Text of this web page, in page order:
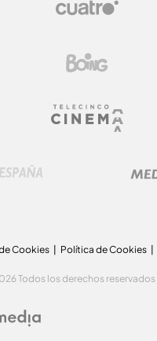
Cookies Política de Cookies
Todos los derechos reservados